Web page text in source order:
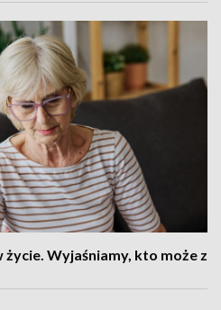
Wyjaśniamy, kto może z